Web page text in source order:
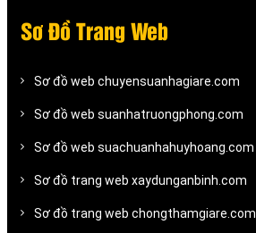
Sơ Đồ Trang Web
Sơ đồ web chuyensuanhagiare.com
Sơ đồ web suanhatruongphong.com
Sơ đồ web suachuanhahuyhoang.com
Sơ đồ trang web xaydunganbinh.com
Sơ đồ trang web chongthamgiare.com